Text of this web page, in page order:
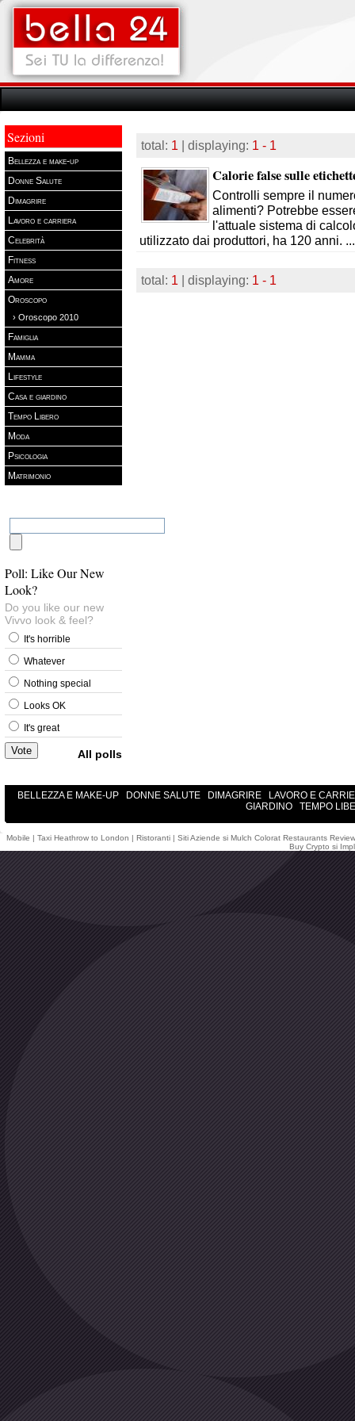
Sezioni
Bellezza e make-up
Donne Salute
Dimagrire
Lavoro e carriera
Celebrità
Fitness
Amore
Oroscopo
› Oroscopo 2010
Famiglia
Mamma
Lifestyle
Casa e giardino
Tempo Libero
Moda
Psicologia
Matrimonio
Poll: Like Our New
Look?
Do you like our new
Vivvo look & feel?
It's horrible
Whatever
Nothing special
Looks OK
It's great
All polls
total: 1 | displaying: 1 - 1
Calorie false sulle
Controlli sempre il
alimenti? Potrebbe
l'attuale sistema di
utilizzato dai produttori, ha 120 anni.
total: 1 | displaying: 1 - 1
BELLEZZA E MAKE-UP DONNE SALUTE DIMAGRIRE
LAVORO E
GIARDINO
TEMPO
Mobile | Taxi Heathrow to London | Ristoranti | Siti Aziende si Mulch Colorat Restaurants
Buy Crypto si